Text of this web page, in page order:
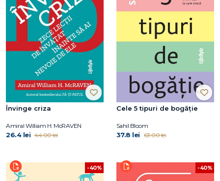
Învinge criza
Amiral William H. McRAVEN
26.4 lei 44.00 lei
Cele 5 tipuri de bogăție
Sahil Bloom
37.8 lei 63.00 lei
-40% -40%